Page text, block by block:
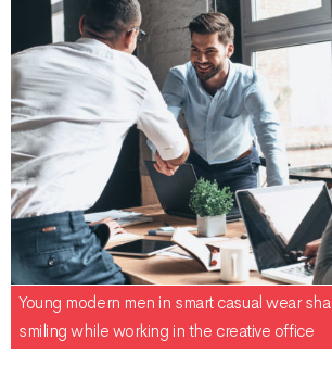
Young modern men in smart casual wear
smiling while working in the creative office